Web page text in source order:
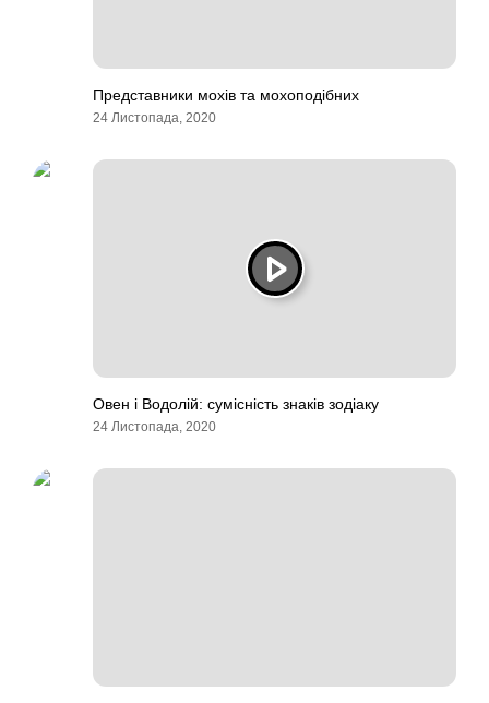
Представники мохів та мохоподібних
24 Листопада, 2020
Овен і Водолій: сумісність знаків зодіаку
24 Листопада, 2020